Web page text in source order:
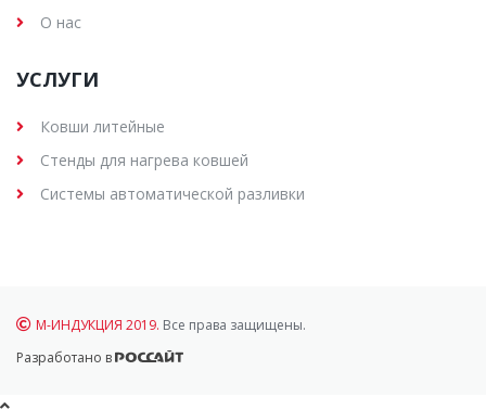
О нас
УСЛУГИ
Ковши литейные
Стенды для нагрева ковшей
Системы автоматической разливки
М-ИНДУКЦИЯ 2019. Все права защищены.
Разработано в